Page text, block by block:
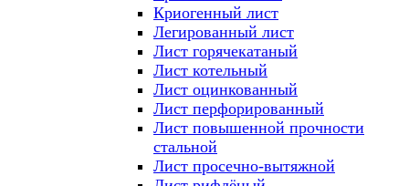
Криогенный лист
Легированный лист
Лист горячекатаный
Лист котельный
Лист оцинкованный
Лист перфорированный
Лист повышенной прочности
стальной
Лист просечно-вытяжной